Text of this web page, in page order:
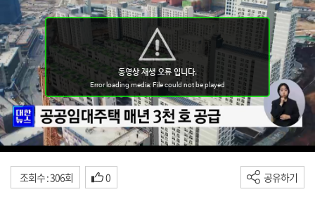
조회수 : 306회 0 공유하기